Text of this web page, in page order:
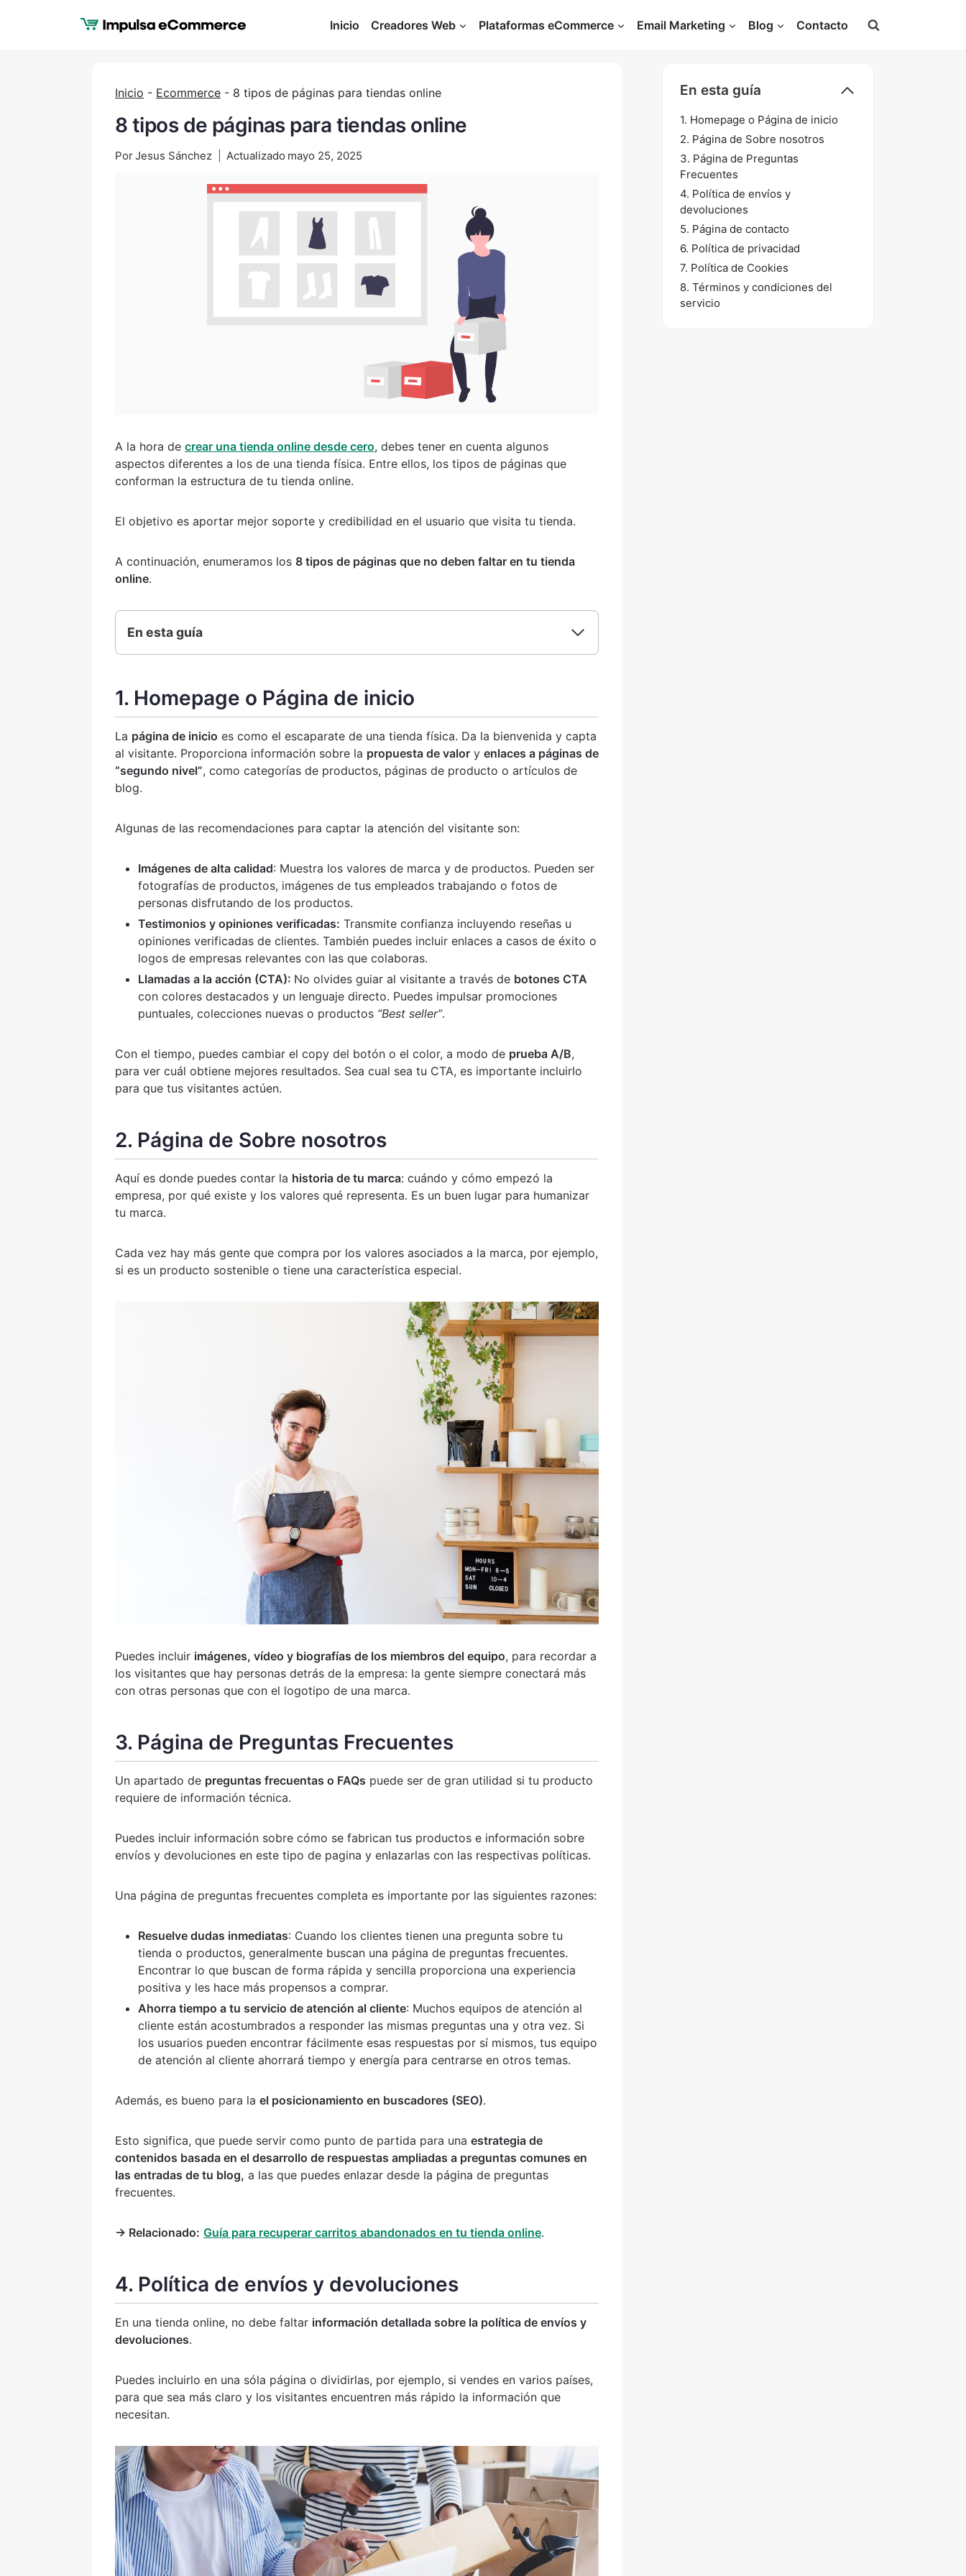
Inicio Creadores Web Plataformas eCommerce Email Marketing Blog Contacto
Inicio - Ecommerce - 8 tipos de páginas para tiendas online
8 tipos de páginas para tiendas online
PorJesus Sánchez Actualizado mayo 25, 2025
A la hora de crear una tienda online desde cero, debes tener en cuenta algunos
aspectos diferentes a los de una tienda física. Entre ellos, los tipos de páginas que
conforman la estructura de tu tienda online.
El objetivo es aportar mejor soporte y credibilidad en el usuario que visita tu tienda.
A continuación, enumeramos los 8 tipos de páginas que no deben faltar en tu tienda
online.
En esta guía
1. Homepage o Página de inicio
La página de inicio es como el escaparate de una tienda física. Da la bienvenida y capta
al visitante. Proporciona información sobre la propuesta de valor y enlaces a páginas de
“segundo nivel”, como categorías de productos, páginas de producto o artículos de
blog.
Algunas de las recomendaciones para captar la atención del visitante son:
Imágenes de alta calidad: Muestra los valores de marca y de productos. Pueden ser
fotografías de productos, imágenes de tus empleados trabajando o fotos de
personas disfrutando de los productos.
Testimonios y opiniones verificadas: Transmite confianza incluyendo reseñas u
opiniones verificadas de clientes. También puedes incluir enlaces a casos de éxito o
logos de empresas relevantes con las que colaboras.
Llamadas a la acción (CTA): No olvides guiar al visitante a través de botones CTA
con colores destacados y un lenguaje directo. Puedes impulsar promociones
puntuales, colecciones nuevas o productos “Best seller”.
Con el tiempo, puedes cambiar el copy del botón o el color, a modo de prueba A/B,
para ver cuál obtiene mejores resultados. Sea cual sea tu CTA, es importante incluirlo
para que tus visitantes actúen.
2. Página de Sobre nosotros
Aquí es donde puedes contar la historia de tu marca: cuándo y cómo empezó la
empresa, por qué existe y los valores qué representa. Es un buen lugar para humanizar
tu marca.
Cada vez hay más gente que compra por los valores asociados a la marca, por ejemplo,
si es un producto sostenible o tiene una característica especial.
Puedes incluir imágenes, vídeo y biografías de los miembros del equipo, para recordar a
los visitantes que hay personas detrás de la empresa: la gente siempre conectará más
con otras personas que con el logotipo de una marca.
3. Página de Preguntas Frecuentes
Un apartado de preguntas frecuentas o FAQs puede ser de gran utilidad si tu producto
requiere de información técnica.
Puedes incluir información sobre cómo se fabrican tus productos e información sobre
envíos y devoluciones en este tipo de pagina y enlazarlas con las respectivas políticas.
Una página de preguntas frecuentes completa es importante por las siguientes razones:
Resuelve dudas inmediatas: Cuando los clientes tienen una pregunta sobre tu
tienda o productos, generalmente buscan una página de preguntas frecuentes.
Encontrar lo que buscan de forma rápida y sencilla proporciona una experiencia
positiva y les hace más propensos a comprar.
Ahorra tiempo a tu servicio de atención al cliente: Muchos equipos de atención al
cliente están acostumbrados a responder las mismas preguntas una y otra vez. Si
los usuarios pueden encontrar fácilmente esas respuestas por sí mismos, tus equipo
de atención al cliente ahorrará tiempo y energía para centrarse en otros temas.
Además, es bueno para la el posicionamiento en buscadores (SEO).
Esto significa, que puede servir como punto de partida para una estrategia de
contenidos basada en el desarrollo de respuestas ampliadas a preguntas comunes en
las entradas de tu blog, a las que puedes enlazar desde la página de preguntas
frecuentes.
→ Relacionado: Guía para recuperar carritos abandonados en tu tienda online.
4. Política de envíos y devoluciones
En una tienda online, no debe faltar información detallada sobre la política de envíos y
devoluciones.
Puedes incluirlo en una sóla página o dividirlas, por ejemplo, si vendes en varios países,
para que sea más claro y los visitantes encuentren más rápido la información que
necesitan.
En esta guía
1. Homepage o Página de inicio
2. Página de Sobre nosotros
3. Página de Preguntas
Frecuentes
4. Política de envíos y
devoluciones
5. Página de contacto
6. Política de privacidad
7. Política de Cookies
8. Términos y condiciones del
servicio